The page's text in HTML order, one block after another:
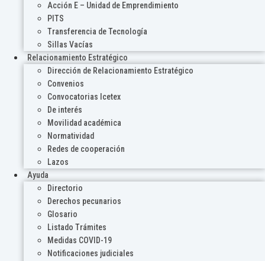
Acción E – Unidad de Emprendimiento
PITS
Transferencia de Tecnología
Sillas Vacías
Relacionamiento Estratégico
Dirección de Relacionamiento Estratégico
Convenios
Convocatorias Icetex
De interés
Movilidad académica
Normatividad
Redes de cooperación
Lazos
Ayuda
Directorio
Derechos pecunarios
Glosario
Listado Trámites
Medidas COVID-19
Notificaciones judiciales